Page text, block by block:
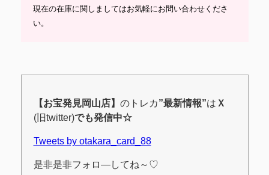
現在の在庫に関しましてはお気軽にお問い合わせくださ
い。
【お宝発見岡山店】 のトレカ”最新情報”は Ｘ
(旧twitter)でも発信中☆
Tweets by otakara_card_88
是非是非フォロ―してね～♡